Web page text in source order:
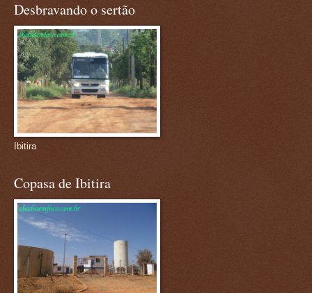
Desbravando o sertão
Ibitira
Copasa de Ibitira